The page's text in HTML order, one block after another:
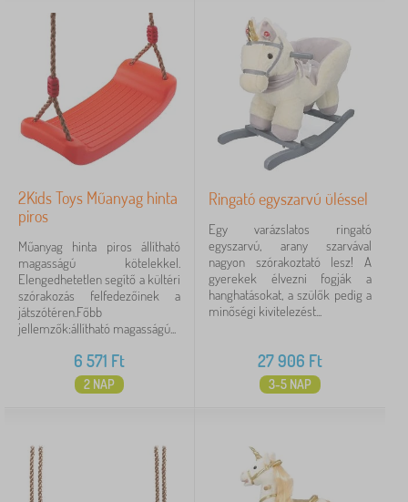
2Kids Toys Műanyag hinta
piros
Műanyag hinta piros állítható
magasságú kötelekkel.
Elengedhetetlen segítő a kültéri
szórakozás felfedezőinek a
játszótéren.Főbb
jellemzők:állítható magasságú...
6 571 Ft
2 NAP
Ringató egyszarvú üléssel
Egy varázslatos ringató
egyszarvú, arany szarvával
nagyon szórakoztató lesz! A
gyerekek élvezni fogják a
hanghatásokat, a szülők pedig a
minőségi kivitelezést...
27 906 Ft
3-5 NAP